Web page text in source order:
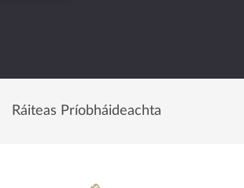
Ráiteas Príobháideachta